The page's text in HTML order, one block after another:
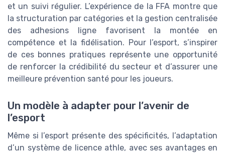
et un suivi régulier. L’expérience de la FFA montre que
la structuration par catégories et la gestion centralisée
des adhesions ligne favorisent la montée en
compétence et la fidélisation. Pour l’esport, s’inspirer
de ces bonnes pratiques représente une opportunité
de renforcer la crédibilité du secteur et d’assurer une
meilleure prévention santé pour les joueurs.
Un modèle à adapter pour l’avenir de
l’esport
Même si l’esport présente des spécificités, l’adaptation
d’un système de licence athle, avec ses avantages en